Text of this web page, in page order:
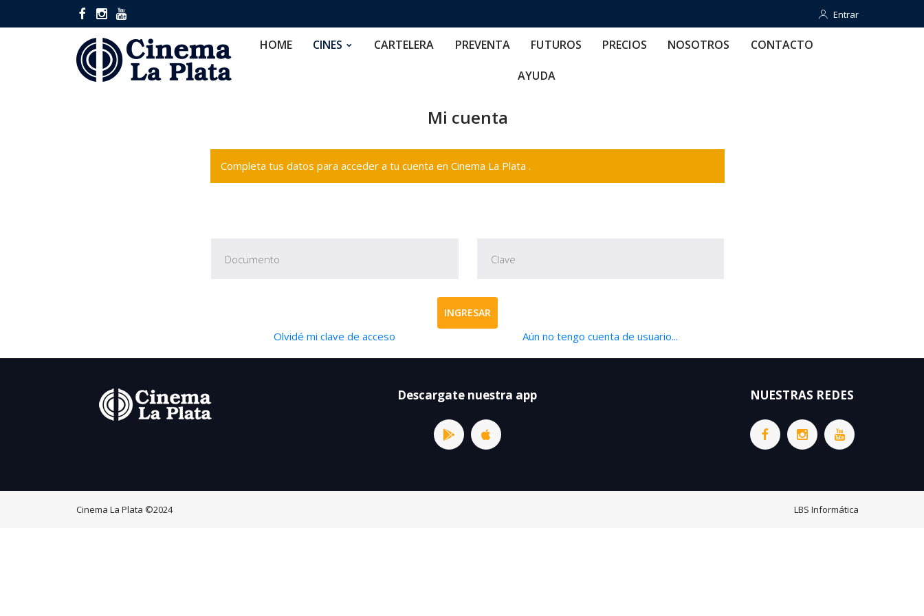
Entrar
Entrar
HOME CINES CARTELERA PREVENTA FUTUROS PRECIOS NOSOTROS CONTACTO
AYUDA
Mi cuenta
Completa tus datos para acceder a tu cuenta en Cinema La Plata .
INGRESAR
Olvidé mi clave de acceso Aún no tengo cuenta de usuario...
Descargate nuestra app NUESTRAS REDES
Cinema La Plata ©2024 LBS Informática